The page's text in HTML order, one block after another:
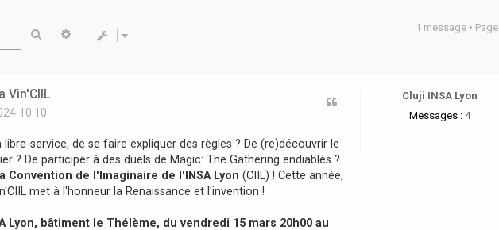
RechercherRecherche avancée 1 message • Page
Cluji INSA Lyon
Messages : 4
Vin'CIIL
10:10
service, de se faire expliquer des règles ? De (re)découvrir le
? De participer à des duels de Magic: The Gathering endiablés ?
Convention de l'Imaginaire de l'INSA Lyon (CIIL) ! Cette année,
met à l'honneur la Renaissance et l'invention !
Lyon, bâtiment le Thélème, du vendredi 15 mars 20h00 au